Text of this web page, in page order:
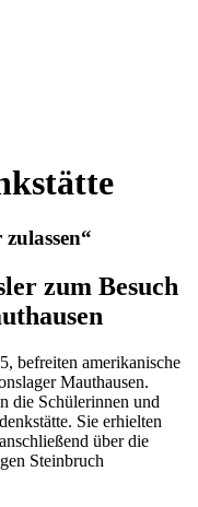
zum Besuch
befreiten amerikanische
Mauthausen.
die Schülerinnen und
Sie erhielten
über die
Steinbruch